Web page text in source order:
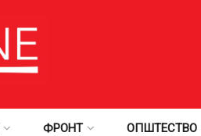
ФРОНТ ОПШТЕСТВО